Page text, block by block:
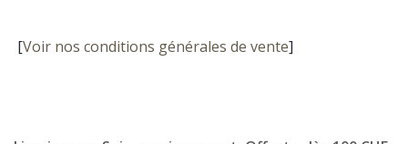
[Voir nos conditions générales de vente]